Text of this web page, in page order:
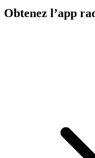
Obtenez l’app